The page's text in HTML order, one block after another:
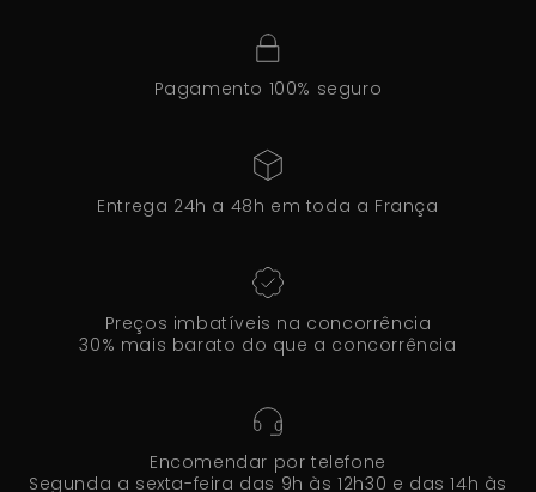
Pagamento 100% seguro
Entrega 24h a 48h em toda a França
Preços imbatíveis na concorrência
30% mais barato do que a concorrência
Encomendar por telefone
Segunda a sexta-feira das 9h às 12h30 e das 14h às